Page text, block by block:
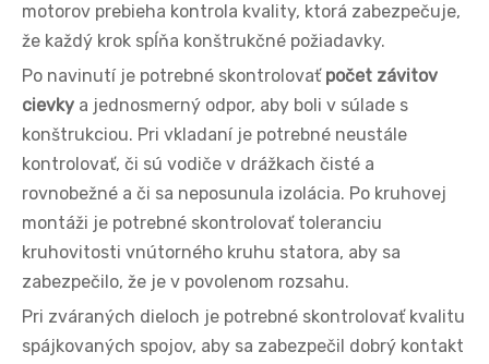
motorov prebieha kontrola kvality, ktorá zabezpečuje,
že každý krok spĺňa konštrukčné požiadavky.
Po navinutí je potrebné skontrolovať počet závitov
cievky a jednosmerný odpor, aby boli v súlade s
konštrukciou. Pri vkladaní je potrebné neustále
kontrolovať, či sú vodiče v drážkach čisté a
rovnobežné a či sa neposunula izolácia. Po kruhovej
montáži je potrebné skontrolovať toleranciu
kruhovitosti vnútorného kruhu statora, aby sa
zabezpečilo, že je v povolenom rozsahu.
Pri zváraných dieloch je potrebné skontrolovať kvalitu
spájkovaných spojov, aby sa zabezpečil dobrý kontakt